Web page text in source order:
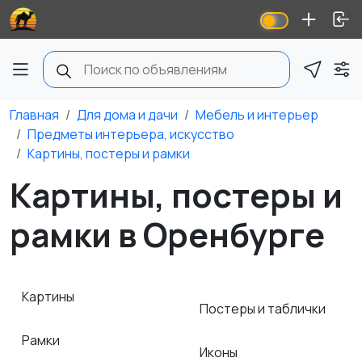
Главная Для дома и дачи
Мебель и интерьер
Предметы интерьера, искусство
Картины, постеры и рамки
Картины, постеры и
рамки в Оренбурге
Картины
Рамки
Постеры и таблички
Иконы